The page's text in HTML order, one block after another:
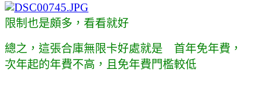
限制也是頗多，看看就好
總之，這張合庫無限卡好處就是 首年免年費，
次年起的年費不高，且免年費門檻較低